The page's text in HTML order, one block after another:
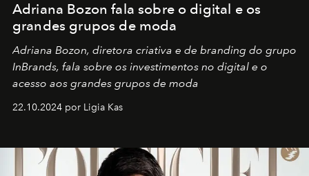
Adriana Bozon fala sobre o digital e os
grandes grupos de moda
Adriana Bozon, diretora criativa e de branding do grupo
InBrands, fala sobre os investimentos no digital e o
acesso aos grandes grupos de moda
22.10.2024 por Ligia Kas